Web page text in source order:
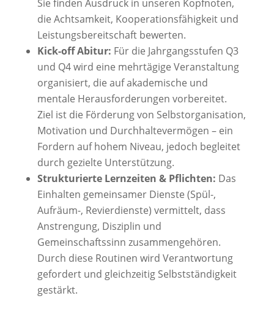
Sie finden Ausdruck in unseren Kopfnoten,
die Achtsamkeit, Kooperationsfähigkeit und
Leistungsbereitschaft bewerten.
Kick-off Abitur: Für die Jahrgangsstufen Q3
und Q4 wird eine mehrtägige Veranstaltung
organisiert, die auf akademische und
mentale Herausforderungen vorbereitet.
Ziel ist die Förderung von Selbstorganisation,
Motivation und Durchhaltevermögen – ein
Fordern auf hohem Niveau, jedoch begleitet
durch gezielte Unterstützung.
Strukturierte Lernzeiten & Pflichten: Das
Einhalten gemeinsamer Dienste (Spül-,
Aufräum-, Revierdienste) vermittelt, dass
Anstrengung, Disziplin und
Gemeinschaftssinn zusammengehören.
Durch diese Routinen wird Verantwortung
gefordert und gleichzeitig Selbstständigkeit
gestärkt.